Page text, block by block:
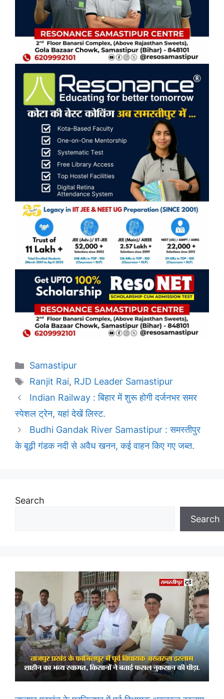
Categories
Samastipur
Tags
Ranjit Rai, RJD Leader Samastipur
Indian Railway : बिहार में शुरू होगी दर्जनभर समर
स्पेशल ट्रेन, यहां देखें लिस्ट.
Budhi Gandak River Samastipur : समस्तीपुर
के बूढ़ी गंडक नदी से अवैध खनन, कई वाहन किए गए जब्त.
Search
Search